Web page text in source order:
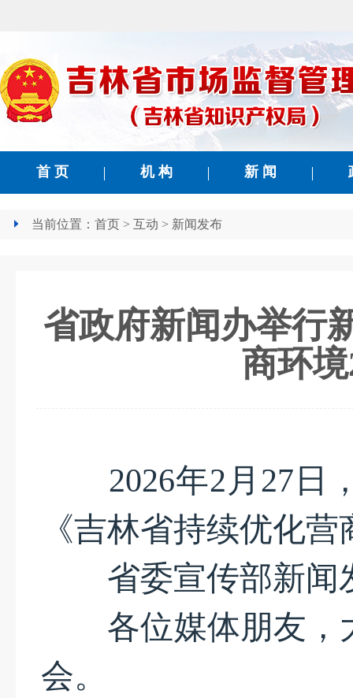
首 页 机 构 新 闻
当前位置： 首页 > 互动 > 新闻发布
省政府新闻办举行
商环
2026年2月27日，
《吉林省持续优化
省委宣传部新闻
各位媒体朋友，
会。